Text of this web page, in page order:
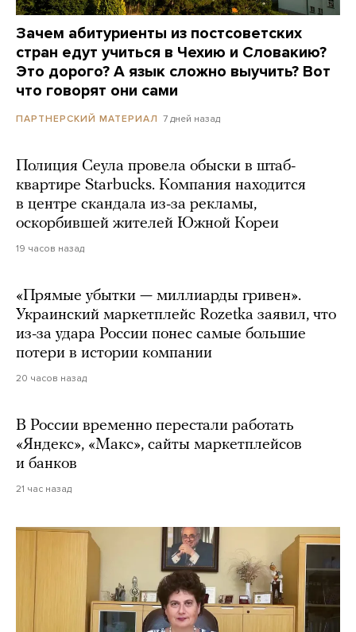
Зачем абитуриенты из постсоветских
стран едут учиться в Чехию и Словакию?
Это дорого? А язык сложно выучить? Вот
что говорят они сами
ПАРТНЕРСКИЙ МАТЕРИАЛ 7 дней назад
Полиция Сеула провела обыски в штаб-
квартире Starbucks. Компания находится
в центре скандала из-за рекламы,
оскорбившей жителей Южной Кореи
19 часов назад
«Прямые убытки — миллиарды гривен».
Украинский маркетплейс Rozetka заявил, что
из-за удара России понес самые большие
потери в истории компании
20 часов назад
В России временно перестали работать
«Яндекс», «Макс», сайты маркетплейсов
и банков
21 час назад